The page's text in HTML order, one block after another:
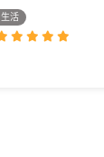
生活